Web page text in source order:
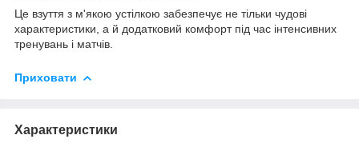
Це взуття з м'якою устілкою забезпечує не тільки чудові
характеристики, а й додатковий комфорт під час інтенсивних
тренувань і матчів.
Приховати
Характеристики